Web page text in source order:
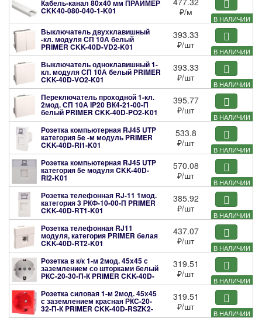
В НАЛИЧИИ
Кабель-канал 80х40 мм ПРАЙМЕР
CKK40-080-040-1-K01
₽/м
В НАЛИЧИИ
Выключатель двухклавишный
-кл. модуля СП 10А белый
PRIMERCKK-40D-VD2-K01
393.33
₽/шт
В НАЛИЧИИ
Выключатель одноклавишный 1-
кл. модуля СП 10А белый PRIMER
CKK-40D-VO2-K01
393.33
₽/шт
В НАЛИЧИИ
Переключатель проходной 1-кл.
2мод. СП 10А IP20 ВК4-21-00-П
белый PRIMERCKK-40D-PO2-K01
395.77
₽/шт
В НАЛИЧИИ
Розетка компьютерная RJ45 UTP
категория 5e -м модуль PRIMER
CKK-40D-RI1-K01
533.8
₽/шт
В НАЛИЧИИ
Розетка компьютерная RJ45 UTP
категория 5e модуляCKK-40D-
RI2-K01
570.08
₽/шт
В НАЛИЧИИ
Розетка телефонная RJ-11 1мод.
категория 3 РКФ-10-00-П PRIMER
CKK-40D-RT1-K01
385.92
₽/шт
В НАЛИЧИИ
Розетка телефонная RJ11
модуля, категория PRIMER белая
CKK-40D-RT2-K01
437.07
₽/шт
В НАЛИЧИИ
Розетка в к/к 1-м 2мод. 45х45 с
заземлением со шторками белый
РКС-20-30-П-К PRIMERCKK-40D-
RSZB2-K01-K
319.51
₽/шт
В НАЛИЧИИ
Розетка силовая 1-м 2мод. 45х45
с заземлением красная РКС-20-
32-П-К PRIMERCKK-40D-RSZK2-
K04-K
319.51
₽/шт